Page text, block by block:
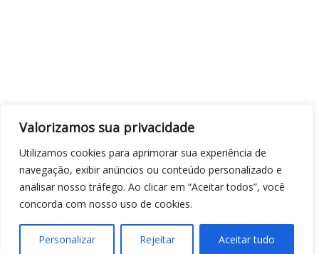
Valorizamos sua privacidade
Utilizamos cookies para aprimorar sua experiência de
navegação, exibir anúncios ou conteúdo personalizado e
analisar nosso tráfego. Ao clicar em “Aceitar todos”, você
concorda com nosso uso de cookies.
Personalizar Rejeitar Aceitar tudo